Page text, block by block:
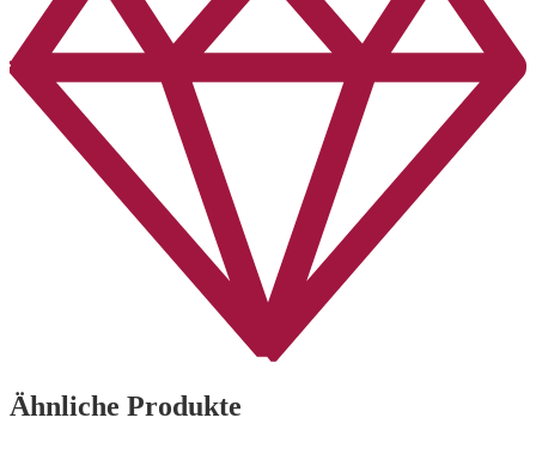
Ähnliche Produkte